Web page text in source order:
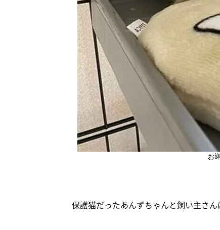
お
保護猫だったあんずちゃんと飼い主さ